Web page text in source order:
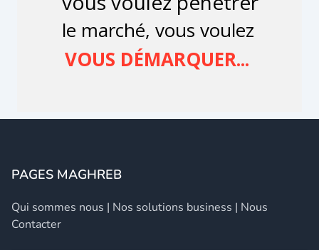
PAGES MAGHREB
Qui sommes nous | Nos solutions business | Nous
Contacter